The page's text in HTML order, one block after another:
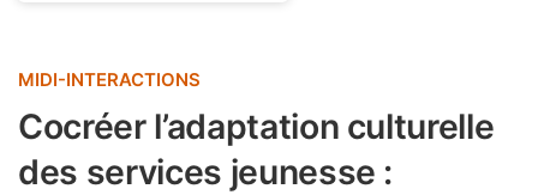
MIDI-INTERACTIONS
Cocréer l’adaptation culturelle
des services jeunesse :